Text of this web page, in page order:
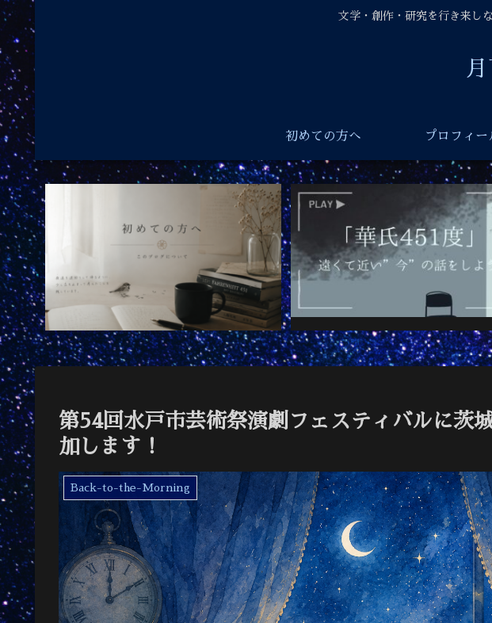
文学・創作・研究を行き来し
初めての方へ プロフィー
第54回水戸市芸術祭演劇フェスティバルに茨
加します！
Back-to-the-Morning